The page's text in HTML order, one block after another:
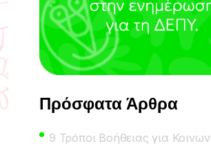
Πρόσφατα Άρθρα
9 Τρόποι Βοήθειας για